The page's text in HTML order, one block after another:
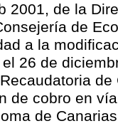
2001, de la
de
a la
26 de
de cobro en
de Canarias